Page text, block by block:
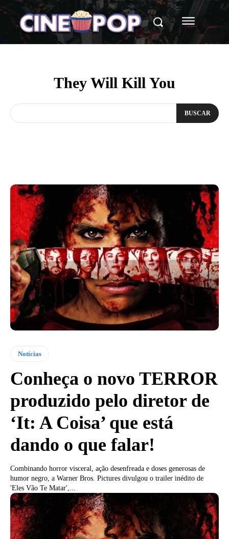
They Will Kill You
BUSCAR
Notícias
Conheça o novo TERROR
produzido pelo diretor de
‘It: A Coisa’ que está
dando o que falar!
Combinando horror visceral, ação desenfreada e doses generosas de
humor negro, a Warner Bros. Pictures divulgou o trailer inédito de
'Eles Vão Te Matar',...